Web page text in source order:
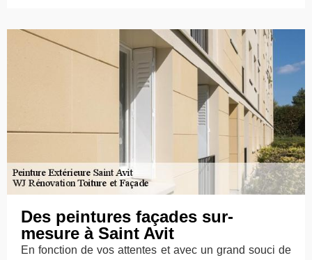
Des peintures façades sur-
mesure à Saint Avit
En fonction de vos attentes et avec un grand souci de